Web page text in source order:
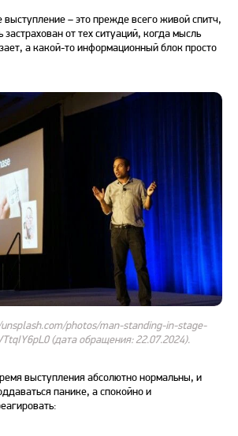
выступление – это прежде всего живой спитч,
от тех ситуаций, когда мысль
а какой-то информационный блок просто
photos/man-standing-in-stage-
(дата обращения: 22.07.2024).
выступления абсолютно нормальны, и
панике, а спокойно и